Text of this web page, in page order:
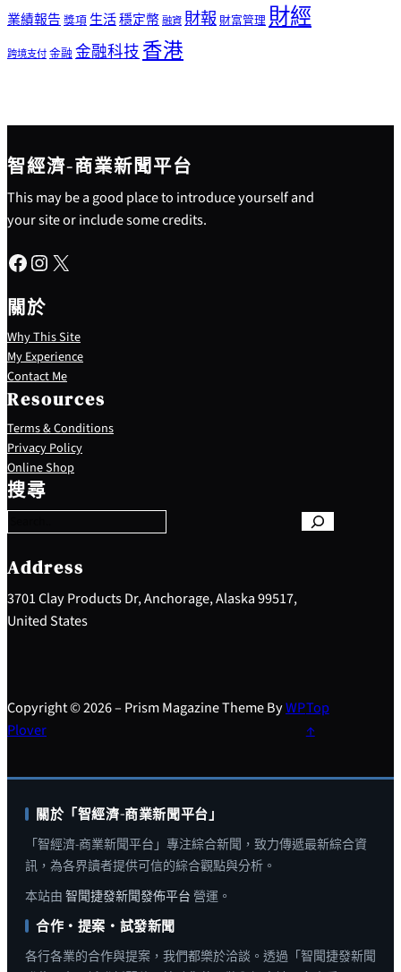
業績報告獎項生活穩定幣融資財報 財富管理財經
跨境支付金融 金融科技香港
智經濟-商業新聞平台
This may be a good place to introduce yourself and
your site or include some credits.
Facebook Instagram X
關於
Why This Site
My Experience
Contact Me
Resources
Terms & Conditions
Privacy Policy
Online Shop
搜尋
S
e
a
c
h
Address
3701 Clay Products Dr, Anchorage, Alaska 99517,
United States
Copyright © 2026 – Prism Magazine Theme ByWP
Plover
Top
↑
關於「智經濟-商業新聞平台」
「智經濟-商業新聞平台」專注綜合新聞，致力傳遞最新綜合資
訊，為各界讀者提供可信的綜合觀點與分析。
本站由 智聞捷發新聞發佈平台 營運。
合作・提案・試發新聞
各行各業的合作與提案，我們都樂於洽談。透過「智聞捷發新聞